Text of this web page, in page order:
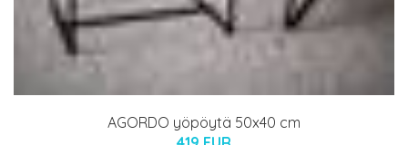
AGORDO yöpöytä 50x40 cm